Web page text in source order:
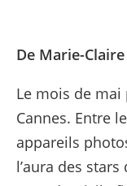
De Marie-
Le mois de
Cannes. Entre
appareils
l’aura des